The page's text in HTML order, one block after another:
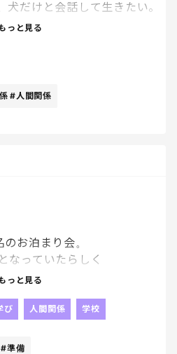
犬だけと会話して生きたい。
疲れもないし。
なり疲れてるんだよね。
ーターかよ。
っと見る
#人間関係
お泊まり会。
なっていたらしく
いてて、娘は100均で1つし
たー？」の会話が😳
っと見る
び 人間関係 学校
#準備